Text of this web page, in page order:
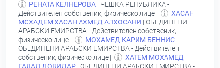
РЕНАТА КЕЛНЕРОВА | ЧЕШКА РЕПУБЛИКА -
Действителен собственик, физическо лице |
ХАСАН
МОХАДЕМ ХАСАН АХМЕД АЛХОСАНИ | ОБЕДИНЕНИ
АРАБСКИ ЕМИРСТВА - Действителен собственик,
физическо лице |
МОХАМЕД КАРИМ БЕННИС |
ОБЕДИНЕНИ АРАБСКИ ЕМИРСТВА - Действителен
собственик, физическо лице |
ХАТЕМ МОХАМЕД
ГАЛАЛ ДОВИДАР | ОБЕДИНЕНИ АРАБСКИ ЕМИРСТВА -